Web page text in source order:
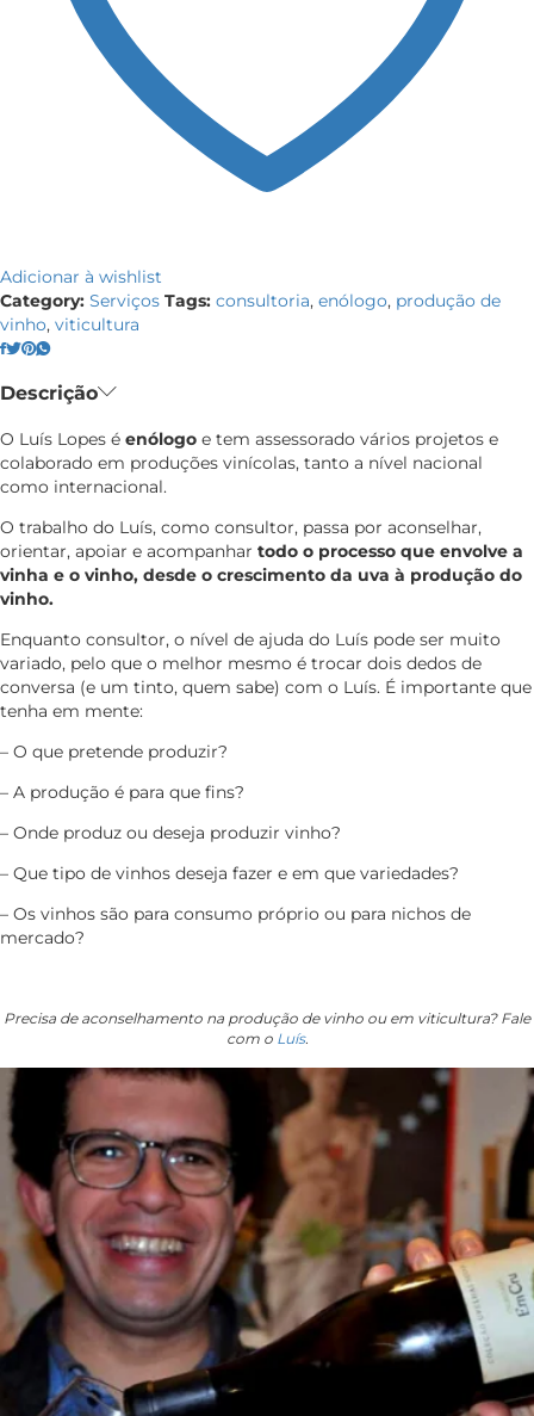
Adicionar à wishlist
Category: Serviços Tags: consultoria, enólogo, produção de
vinho, viticultura
Descrição
O Luís Lopes é enólogo e tem assessorado vários projetos e
colaborado em produções vinícolas, tanto a nível nacional
como internacional.
O trabalho do Luís, como consultor, passa por aconselhar,
orientar, apoiar e acompanhar todo o processo que envolve a
vinha e o vinho, desde o crescimento da uva à produção do
vinho.
Enquanto consultor, o nível de ajuda do Luís pode ser muito
variado, pelo que o melhor mesmo é trocar dois dedos de
conversa (e um tinto, quem sabe) com o Luís. É importante que
tenha em mente:
– O que pretende produzir?
– A produção é para que fins?
– Onde produz ou deseja produzir vinho?
– Que tipo de vinhos deseja fazer e em que variedades?
– Os vinhos são para consumo próprio ou para nichos de
mercado?
Precisa de aconselhamento na produção de vinho ou em viticultura? Fale
com o Luís.